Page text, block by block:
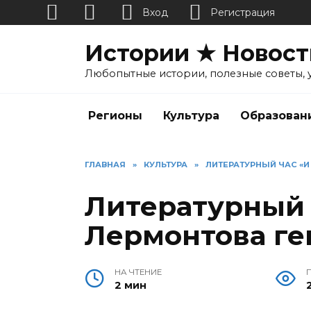
Истории ★
Любопытные истории, полезные советы,
Регионы Культура
ГЛАВНАЯ » КУЛЬТУРА » ЛИТЕРАТУРНЫЙ ЧАС
Литературный
Лермонтова
НА ЧТЕНИЕ
2 мин
Вход Регистрация